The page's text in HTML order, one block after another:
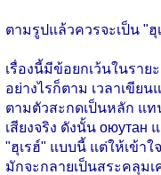
ตามรูปแล้วควรจะเป็น "ฮุ
เรื่องนี้มีข้อยกเว้นในราย
อย่างไรก็ตาม เวลาเขียน
ตามตัวสะกดเป็นหลัก แท
เสียงจริง ดังนั้น оюутан
"ฮุเรฮ์" แบบนี้ แต่ให้เข้าใ
มักจะกลายเป็นสระคลุม